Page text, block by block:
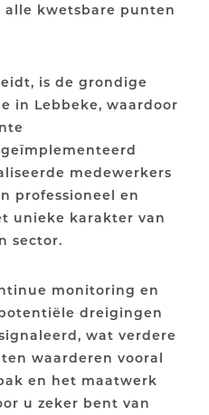
kwetsbare punten
is de grondige
in Lebbeke, waardoor
medewerkers
professioneel en
unieke karakter van
sector.
monitoring en
dreigingen
wat verdere
waarderen vooral
en het maatwerk
u zeker bent van